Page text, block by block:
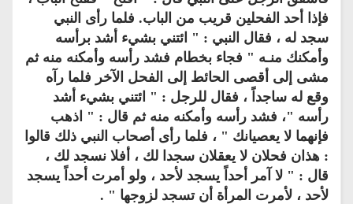
فإذا أحد الفحلين قريب من الباب. فلما رأى النبي
سجد له ، فقال النبي : " ائتني بشيء أشد برأسه
وأمكنك منـه " فجاء بخطام فشد رأسه وأمكنه منه ثم
مشى إلى أقصى الحائط إلى الفحل الآخر فلما رآه
وقع له ساجداً ، فقال للرجل : " ائتني بشيء أشد
رأسه "، فشد رأسه وأمكنه منه ثم قال : " اذهب
فإنهما لا يعصيانك " ، فلما رأى أصحاب النبي ذلك قالوا
: هذان فحلان لا يعقلان سجدا لك ، أفلا نسجد لك ،
قال : " لا آمر أحداً يسجد لأحد ، ولو أمرت أحداً يسجد
لأحد ، لأمرت المرأة أن تسجد لزوجها " .